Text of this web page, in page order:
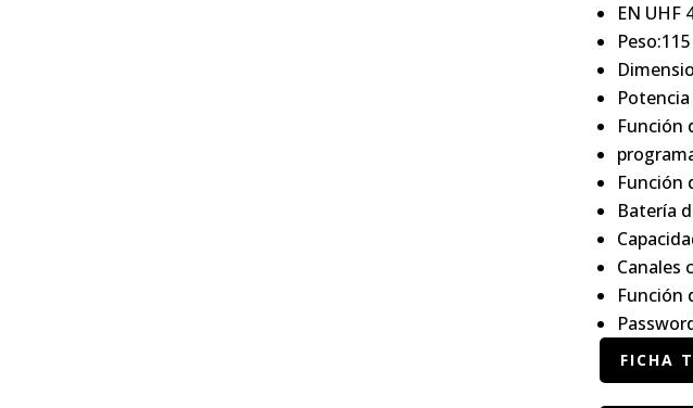
EN UHF
Función
Función
Batería
Canales
Función
FICHA